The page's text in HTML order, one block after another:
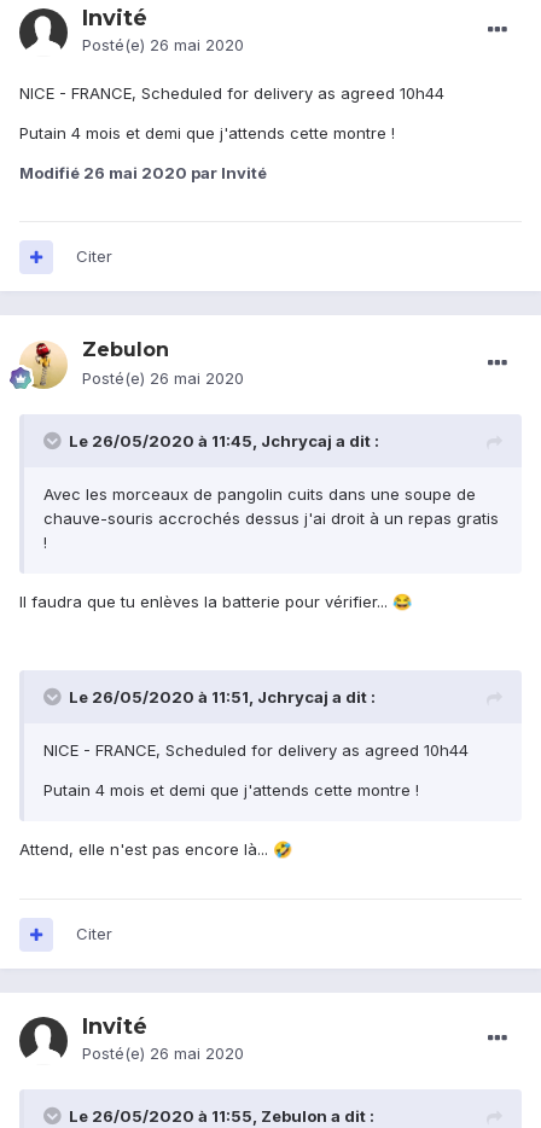
Invité
Posté(e) 26 mai 2020
NICE - FRANCE, Scheduled for delivery as agreed 10h44
Putain 4 mois et demi que j'attends cette montre !
Modifié 26 mai 2020 par Invité
Citer
Zebulon
Posté(e) 26 mai 2020
Le 26/05/2020 à 11:45, Jchrycaj a dit :
Avec les morceaux de pangolin cuits dans une soupe de
chauve-souris accrochés dessus j'ai droit à un repas gratis
!
Il faudra que tu enlèves la batterie pour vérifier... 😂
Le 26/05/2020 à 11:51, Jchrycaj a dit :
NICE - FRANCE, Scheduled for delivery as agreed 10h44
Putain 4 mois et demi que j'attends cette montre !
Attend, elle n'est pas encore là... 🤣
Citer
Invité
Posté(e) 26 mai 2020
Le 26/05/2020 à 11:55, Zebulon a dit :